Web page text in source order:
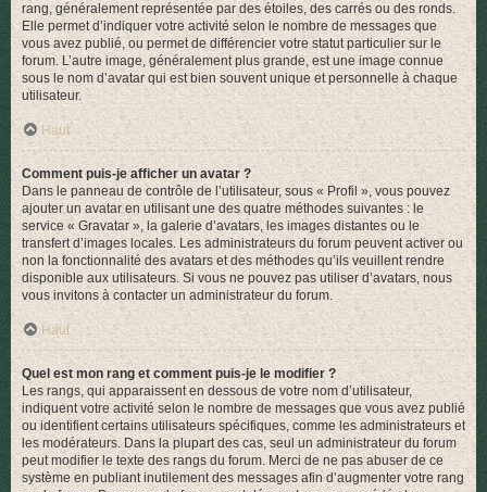
rang, généralement représentée par des étoiles, des carrés ou des ronds.
Elle permet d’indiquer votre activité selon le nombre de messages que
vous avez publié, ou permet de différencier votre statut particulier sur le
forum. L’autre image, généralement plus grande, est une image connue
sous le nom d’avatar qui est bien souvent unique et personnelle à chaque
utilisateur.
Haut
Comment puis-je afficher un avatar ?
Dans le panneau de contrôle de l’utilisateur, sous « Profil », vous pouvez
ajouter un avatar en utilisant une des quatre méthodes suivantes : le
service « Gravatar », la galerie d’avatars, les images distantes ou le
transfert d’images locales. Les administrateurs du forum peuvent activer ou
non la fonctionnalité des avatars et des méthodes qu’ils veuillent rendre
disponible aux utilisateurs. Si vous ne pouvez pas utiliser d’avatars, nous
vous invitons à contacter un administrateur du forum.
Haut
Quel est mon rang et comment puis-je le modifier ?
Les rangs, qui apparaissent en dessous de votre nom d’utilisateur,
indiquent votre activité selon le nombre de messages que vous avez publié
ou identifient certains utilisateurs spécifiques, comme les administrateurs et
les modérateurs. Dans la plupart des cas, seul un administrateur du forum
peut modifier le texte des rangs du forum. Merci de ne pas abuser de ce
système en publiant inutilement des messages afin d’augmenter votre rang